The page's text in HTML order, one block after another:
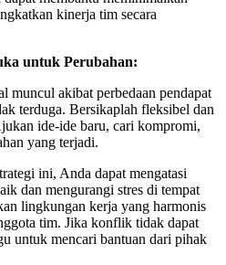
kinerja tim secara
untuk Perubahan:
muncul akibat perbedaan pendapat
terduga. Bersikaplah fleksibel dan
ide-ide baru, cari kompromi,
yang terjadi.
ini, Anda dapat mengatasi
dan mengurangi stres di tempat
lingkungan kerja yang harmonis
tim. Jika konflik tidak dapat
untuk mencari bantuan dari pihak